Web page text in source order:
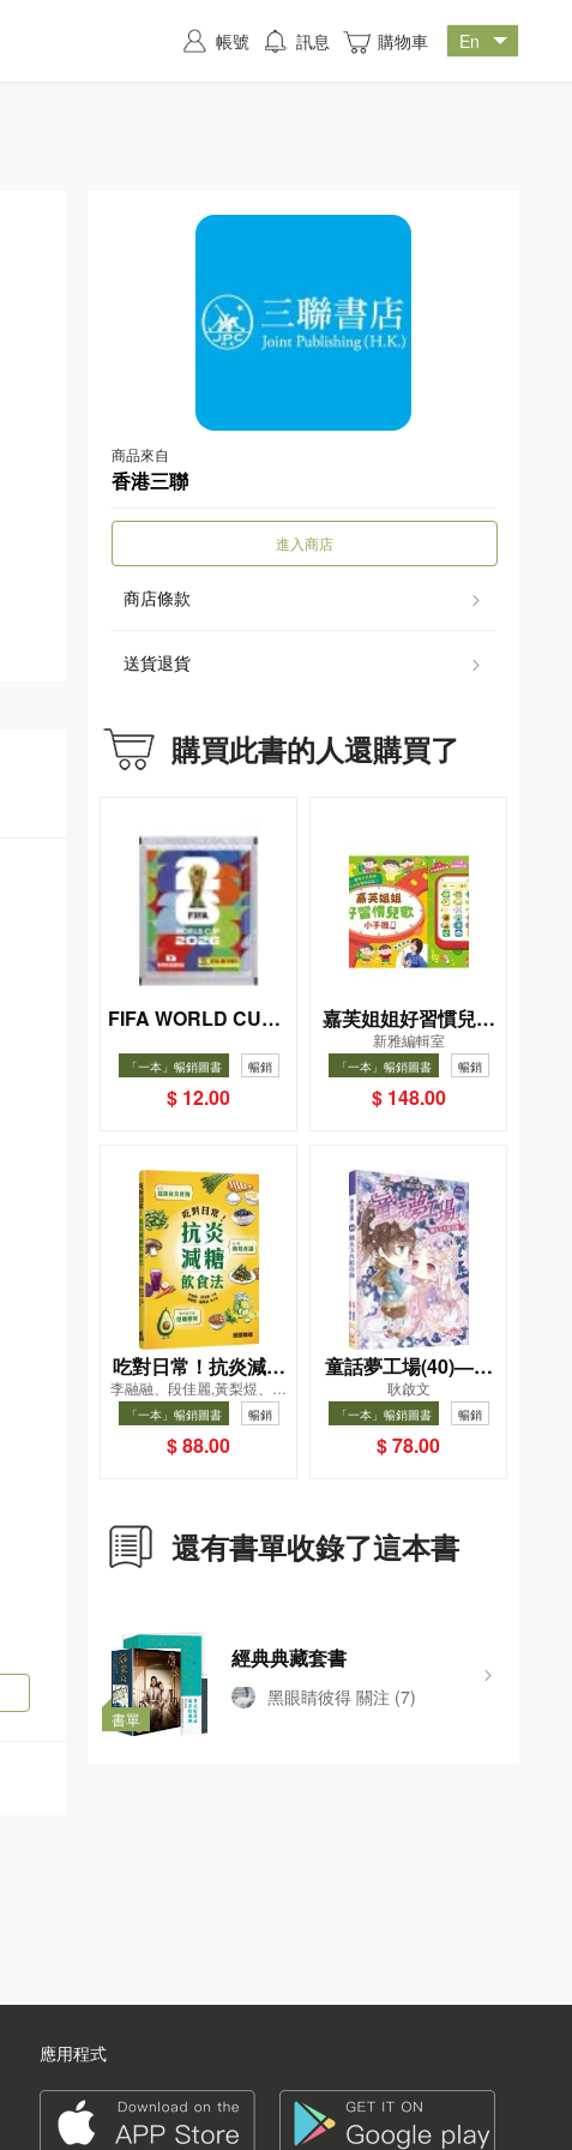
商品來自
香港三聯
進入商店
商店條款
送貨退貨
購買此書的人還購買了
FIFA WORLD CUP 2
貼紙包）
「一本」暢銷圖書 暢銷
$ 12.00
嘉芙姐姐好習慣兒歌
小手機
新雅編輯室
「一本」暢銷圖書 暢銷
$ 148.00
吃對日常！抗炎減糖
飲食法
李融融、段佳麗,黃梨煜、顧
凱辰
「一本」暢銷圖書 暢銷
$ 88.00
童話夢工場(40)——
織女下凡結奇緣
耿啟文
「一本」暢銷圖書 暢銷
$ 78.00
還有書單收錄了這本書
書單
經典典藏套書
黑眼睛彼得 關注 (7)
帳號 訊息 購物車
應用程式